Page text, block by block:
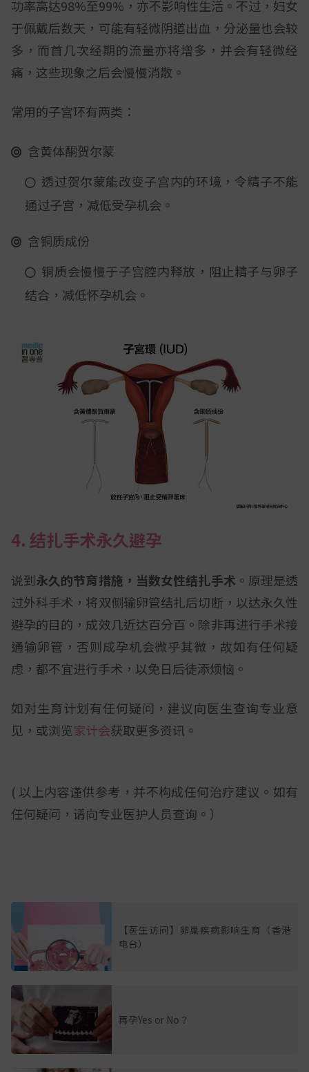
功率高达98%至99%，亦不影响性生活。不过，妇女
于佩戴后数天，可能有轻微阴道出血，分泌量也会较
多，而首几次经期的流量亦将增多，并会有轻微经
痛，这些现象之后会慢慢消散。
常用的子宫环有两类：
含黄体酮贺尔蒙
透过贺尔蒙能改变子宫内的环境，令精子不能
通过子宫，减低受孕机会。
含铜质成份
铜质会慢慢于子宫腔内释放，阻止精子与卵子
结合，减低怀孕机会。
4. 结扎手术永久避孕
说到永久的节育措施，当数女性结扎手术 。原理是透
过外科手术，将双侧输卵管结扎后切断，以达永久性
避孕的目的，成效几近达百分百。除非再进行手术接
通输卵管，否则成孕机会微乎其微，故如有任何疑
虑，都不宜进行手术，以免日后徒添烦恼。
如对生育计划有任何疑问，建议向医生查询专业意
见，或浏览家计会获取更多资讯。
( 以上内容谨供参考，并不构成任何治疗建议。如有
任何疑问，请向专业医护人员查询。）
【医生访问】卵巢疾病影响生育（香港
电台）
再孕Yes or No？